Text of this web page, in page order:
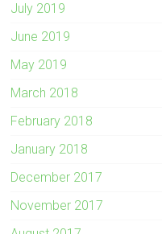
July 2019
June 2019
May 2019
March 2018
February 2018
January 2018
December 2017
November 2017